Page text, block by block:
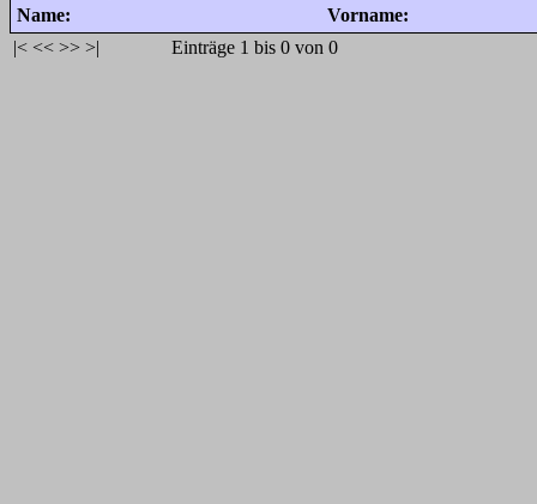
Name:
Vorname:
|< << >> >| Einträge 1 bis 0 von 0